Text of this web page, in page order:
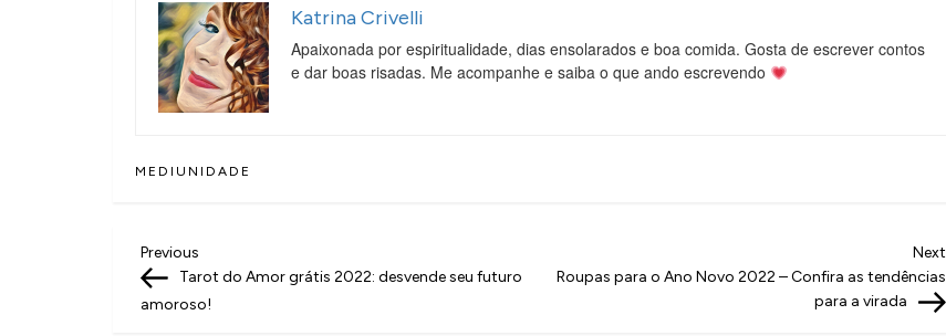
Katrina Crivelli
Apaixonada por espiritualidade, dias ensolarados e boa comida. Gosta de escrever contos
e dar boas risadas. Me acompanhe e saiba o que ando escrevendo
MEDIUNIDADE
N
a
Previous
Post
Previous
Tarot do Amor grátis 2022: desvende seu futuro
amoroso!
Next
Roupas para o Ano Novo 2022 – Confira as tendências
para a virada